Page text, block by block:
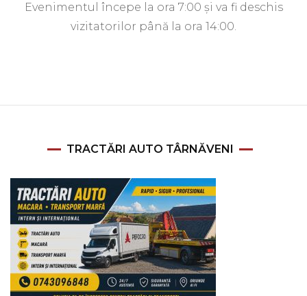
Evenimentul începe la ora 7:00 și va fi deschis
vizitatorilor până la ora 14:00.
TRACTĂRI AUTO TÂRNĂVENI